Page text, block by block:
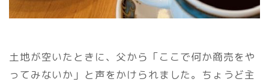
土地が空いたときに、父から「ここで何か商売をや
ってみないか」と声をかけられました。ちょうど主